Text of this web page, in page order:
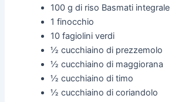
100 g di riso Basmati integrale
1 finocchio
10 fagiolini verdi
½ cucchiaino di prezzemolo
½ cucchiaino di maggiorana
½ cucchiaino di timo
½ cucchiaino di coriandolo